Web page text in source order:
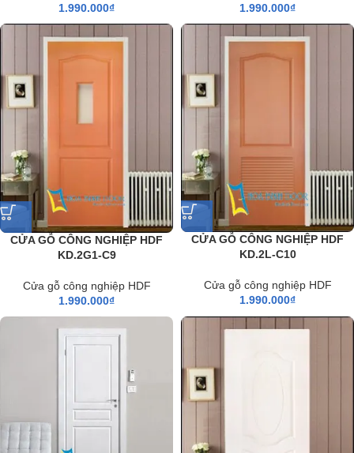
1.990.000₫
1.990.000₫
CỬA GỖ CÔNG NGHIỆP HDF
KD.2G1-C9
Cửa gỗ công nghiệp HDF
1.990.000₫
CỬA GỖ CÔNG NGHIỆP HDF
KD.2L-C10
Cửa gỗ công nghiệp HDF
1.990.000₫